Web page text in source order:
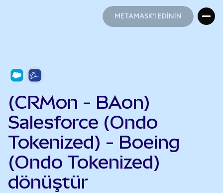
METAMASK'I EDİNİN
(CRMon - BAon)
Salesforce (Ondo
Tokenized) - Boeing
(Ondo Tokenized)
dönüştür